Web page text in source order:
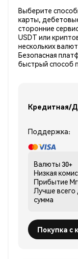
Выберите
карты,
сторонние
USDT или
нескольких
Безопасная
быстрый способ
Кредитная/
Поддержка:
Валюты 30+
Низкая
Прибытие
Лучше всего
сумма
Покупка с